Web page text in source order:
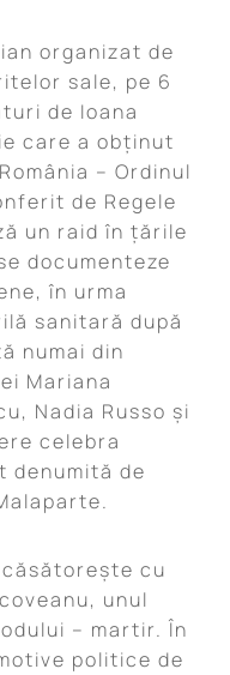
organizat de
sale, pe 6
de Ioana
care a obţinut
– Ordinul
de Regele
un raid în ţările
documenteze
în urma
sanitară după
numai din
Mariana
Nadia Russo și
celebra
denumită de
căsătoreşte cu
unul
– martir. În
politice de